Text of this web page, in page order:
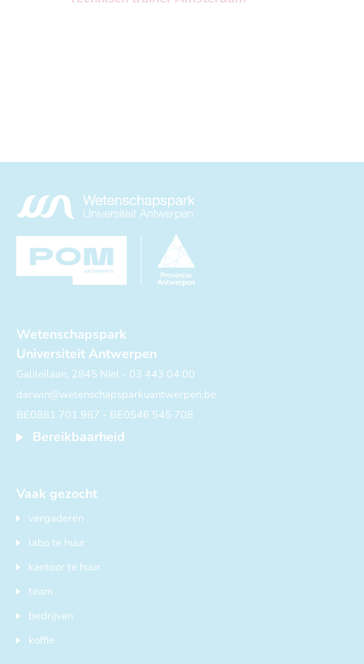
Wetenschapspark
Universiteit Antwerpen
Galileilaan, 2845 Niel - 03 443 04 00
darwin@wetenschapsparkuantwerpen.be
BE0881 701 987 - BE0546 545 708
Bereikbaarheid
Vaak gezocht
vergaderen
labo te huur
kantoor te huur
team
bedrijven
koffie